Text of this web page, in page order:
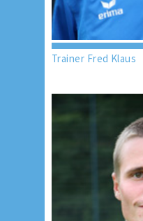
Trainer Fred Klaus